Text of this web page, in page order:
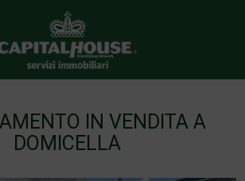
IN VENDITA A
DOMICELLA